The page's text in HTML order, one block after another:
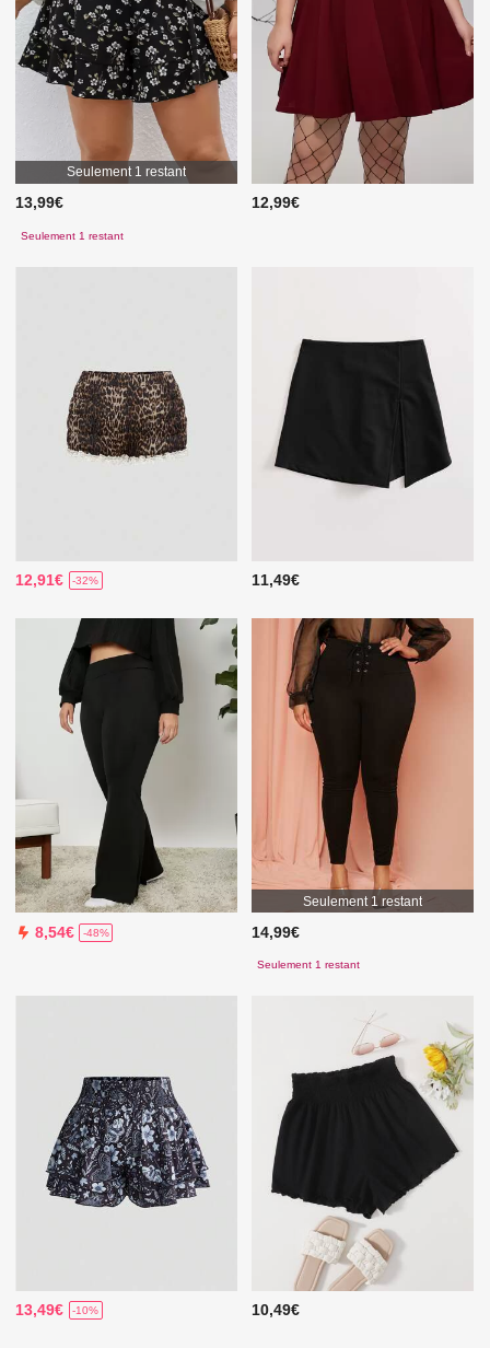
Seulement 1 restant
13,99€
Seulement 1 restant
12,99€
12,91€ -32% 11,49€
8,54€ -48%
Seulement 1 restant
14,99€
Seulement 1 restant
13,49€ -10% 10,49€